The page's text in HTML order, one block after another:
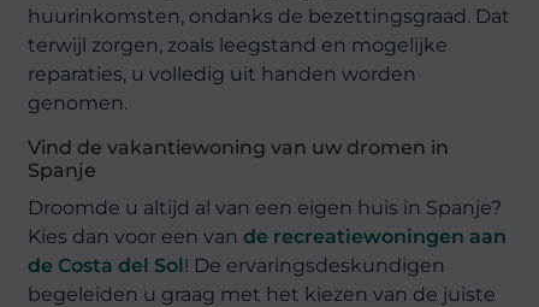
huurinkomsten, ondanks de bezettingsgraad. Dat
terwijl zorgen, zoals leegstand en mogelijke
reparaties, u volledig uit handen worden
genomen.
Vind de vakantiewoning van uw dromen in
Spanje
Droomde u altijd al van een eigen huis in Spanje?
Kies dan voor een vande recreatiewoningen aan
de Costa del Sol! De ervaringsdeskundigen
begeleiden u graag met het kiezen van de juiste